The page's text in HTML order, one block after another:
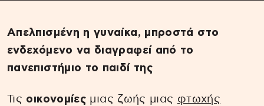
Απελπισμένη η γυναίκα, μπροστά στο
ενδεχόμενο να διαγραφεί από το
πανεπιστήμιο το παιδί της
Τις οικονομίες μιας ζωής μιας φτωχής